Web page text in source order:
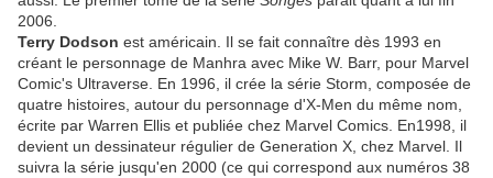
2006.
Terry Dodson est américain. Il se fait connaître dès 1993 en
créant le personnage de Manhra avec Mike W. Barr, pour Marvel
Comic's Ultraverse. En 1996, il crée la série Storm, composée de
quatre histoires, autour du personnage d'X-Men du même nom,
écrite par Warren Ellis et publiée chez Marvel Comics. En1998, il
devient un dessinateur régulier de Generation X, chez Marvel. Il
suivra la série jusqu'en 2000 (ce qui correspond aux numéros 38